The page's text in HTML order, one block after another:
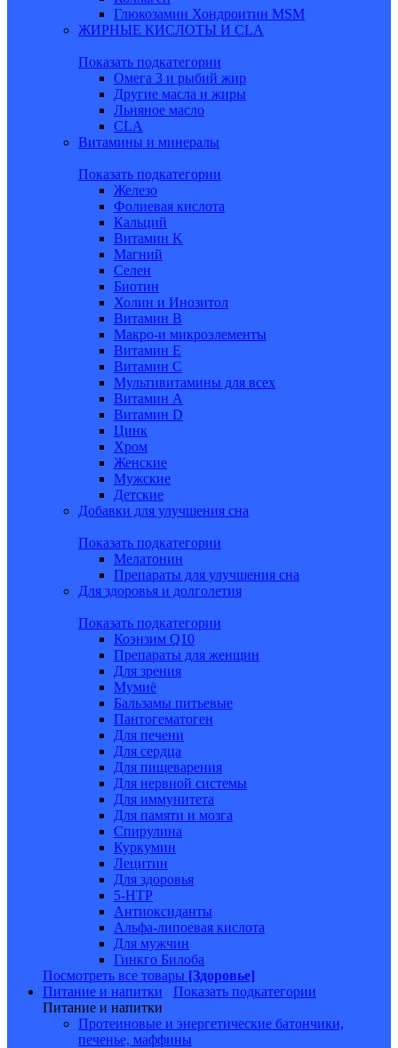
Глюкозамин Хондроитин MSM
ЖИРНЫЕ КИСЛОТЫ И CLA
Показать подкатегории
Омега 3 и рыбий жир
Другие масла и жиры
Льняное масло
CLA
Витамины и минералы
Показать подкатегории
Железо
Фолиевая кислота
Кальций
Витамин K
Магний
Селен
Биотин
Холин и Инозитол
Витамин B
Макро-и микроэлементы
Витамин Е
Витамин С
Мультивитамины для всех
Витамин A
Витамин D
Цинк
Хром
Женские
Мужские
Детские
Добавки для улучшения сна
Показать подкатегории
Мелатонин
Препараты для улучшения сна
Для здоровья и долголетия
Показать подкатегории
Коэнзим Q10
Препараты для женщин
Для зрения
Мумиё
Бальзамы питьевые
Пантогематоген
Для печени
Для сердца
Для пищеварения
Для нервной системы
Для иммунитета
Для памяти и мозга
Спирулина
Куркумин
Лецитин
Для здоровья
5-HTP
Антиоксиданты
Альфа-липоевая кислота
Для мужчин
Гинкго Билоба
Посмотреть все товары [Здоровье]
Питание и напитки
Показать подкатегории
Питание и напитки
Протеиновые и энергетические батончики,
печенье, маффины